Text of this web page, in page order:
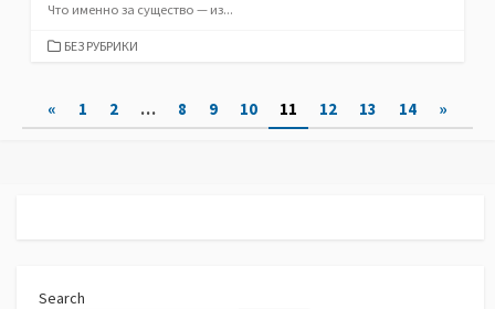
Что именно за существо — из...
CATEGORIES
БЕЗ РУБРИКИ
Posts
pagination
« 1 2 … 8 9 10 11 12 13 14 »
Search